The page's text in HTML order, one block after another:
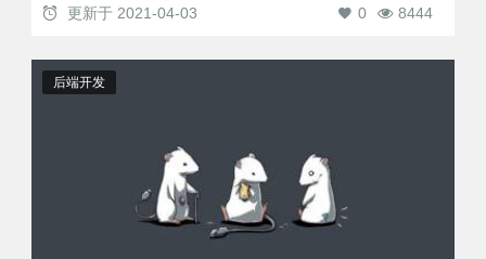
更新于 2021-04-03 8444
0
后端开发